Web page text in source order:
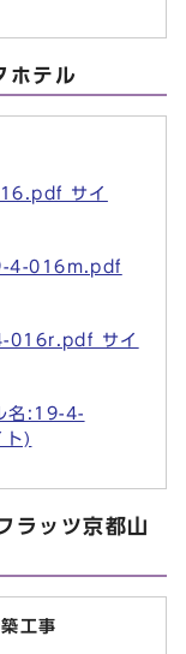
テル
サイ
4-016m.pdf
016r.pdf サイ
名:19-4-
)
ッツ京都山
工事